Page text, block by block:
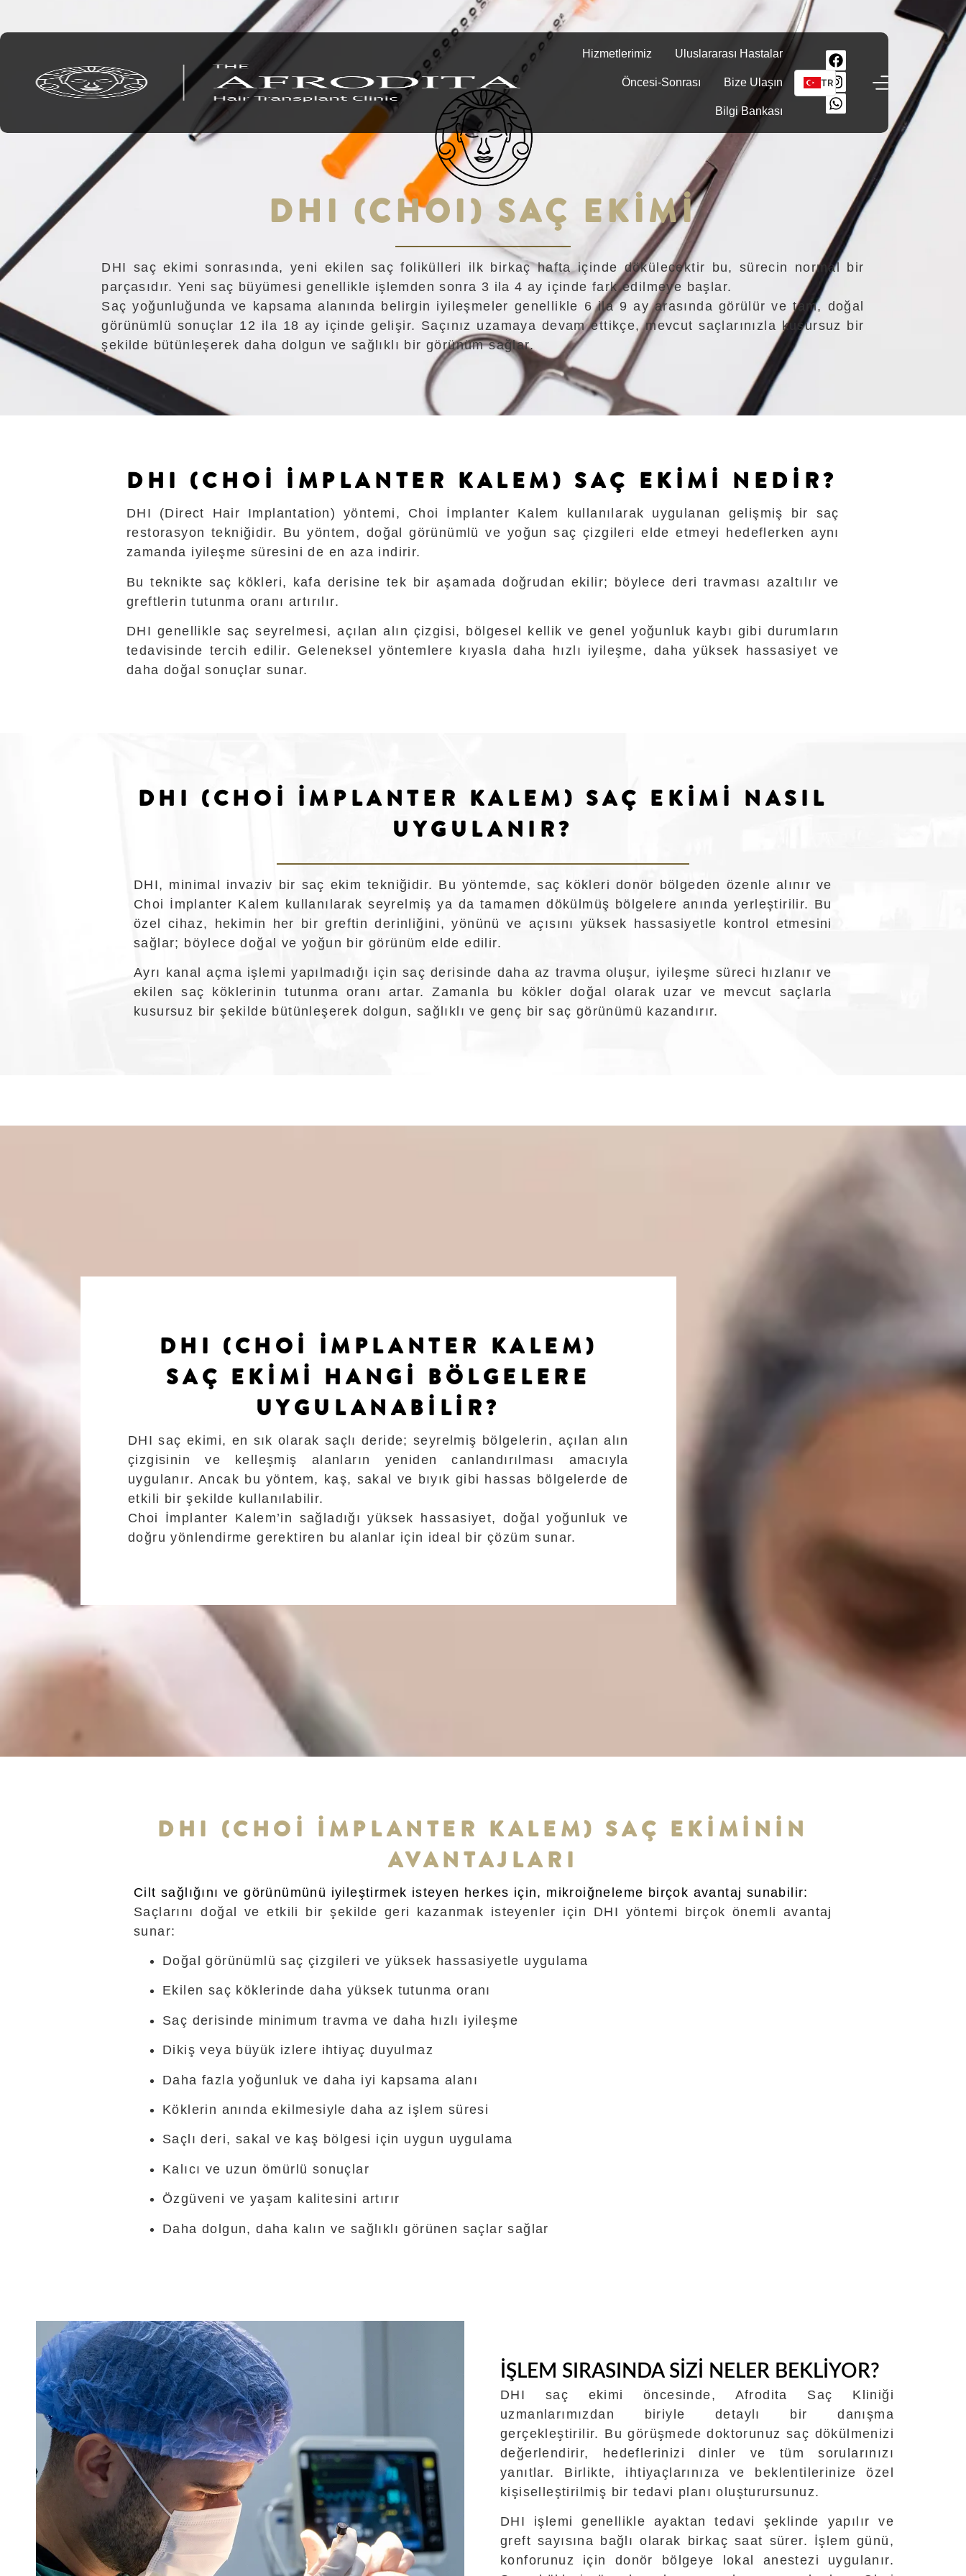
Hizmetlerimiz Uluslararası Hastalar
Öncesi-Sonrası Bize Ulaşın
Bilgi Bankası
TR
DHI (CHOI) SAÇ EKIMI
DHI saç ekimi sonrasında, yeni ekilen saç folikülleri ilk birkaç hafta içinde dökülecektir bu, sürecin normal bir
parçasıdır. Yeni saç büyümesi genellikle işlemden sonra 3 ila 4 ay içinde fark edilmeye başlar.
Saç yoğunluğunda ve kapsama alanında belirgin iyileşmeler genellikle 6 ila 9 ay arasında görülür ve tam, doğal
görünümlü sonuçlar 12 ila 18 ay içinde gelişir. Saçınız uzamaya devam ettikçe, mevcut saçlarınızla kusursuz bir
şekilde bütünleşerek daha dolgun ve sağlıklı bir görünüm sağlar.
DHI (CHOİ İMPLANTER KALEM) SAÇ EKİMİ NEDİR?
DHI (Direct Hair Implantation) yöntemi, Choi İmplanter Kalem kullanılarak uygulanan gelişmiş bir saç
restorasyon tekniğidir. Bu yöntem, doğal görünümlü ve yoğun saç çizgileri elde etmeyi hedeflerken aynı
zamanda iyileşme süresini de en aza indirir.
Bu teknikte saç kökleri, kafa derisine tek bir aşamada doğrudan ekilir; böylece deri travması azaltılır ve
greftlerin tutunma oranı artırılır.
DHI genellikle saç seyrelmesi, açılan alın çizgisi, bölgesel kellik ve genel yoğunluk kaybı gibi durumların
tedavisinde tercih edilir. Geleneksel yöntemlere kıyasla daha hızlı iyileşme, daha yüksek hassasiyet ve
daha doğal sonuçlar sunar.
DHI (CHOİ İMPLANTER KALEM) SAÇ EKİMİ NASIL
UYGULANIR?
DHI, minimal invaziv bir saç ekim tekniğidir. Bu yöntemde, saç kökleri donör bölgeden özenle alınır ve
Choi İmplanter Kalem kullanılarak seyrelmiş ya da tamamen dökülmüş bölgelere anında yerleştirilir. Bu
özel cihaz, hekimin her bir greftin derinliğini, yönünü ve açısını yüksek hassasiyetle kontrol etmesini
sağlar; böylece doğal ve yoğun bir görünüm elde edilir.
Ayrı kanal açma işlemi yapılmadığı için saç derisinde daha az travma oluşur, iyileşme süreci hızlanır ve
ekilen saç köklerinin tutunma oranı artar. Zamanla bu kökler doğal olarak uzar ve mevcut saçlarla
kusursuz bir şekilde bütünleşerek dolgun, sağlıklı ve genç bir saç görünümü kazandırır.
DHI (CHOİ İMPLANTER KALEM)
SAÇ EKİMİ HANGİ BÖLGELERE
UYGULANABİLİR?
DHI saç ekimi, en sık olarak saçlı deride; seyrelmiş bölgelerin, açılan alın
çizgisinin ve kelleşmiş alanların yeniden canlandırılması amacıyla
uygulanır. Ancak bu yöntem, kaş, sakal ve bıyık gibi hassas bölgelerde de
etkili bir şekilde kullanılabilir.
Choi İmplanter Kalem’in sağladığı yüksek hassasiyet, doğal yoğunluk ve
doğru yönlendirme gerektiren bu alanlar için ideal bir çözüm sunar.
DHI (CHOİ İMPLANTER KALEM) SAÇ EKİMİNİN
AVANTAJLARI
Cilt sağlığını ve görünümünü iyileştirmek isteyen herkes için, mikroiğneleme birçok avantaj sunabilir:
Saçlarını doğal ve etkili bir şekilde geri kazanmak isteyenler için DHI yöntemi birçok önemli avantaj
sunar:
Doğal görünümlü saç çizgileri ve yüksek hassasiyetle uygulama
Ekilen saç köklerinde daha yüksek tutunma oranı
Saç derisinde minimum travma ve daha hızlı iyileşme
Dikiş veya büyük izlere ihtiyaç duyulmaz
Daha fazla yoğunluk ve daha iyi kapsama alanı
Köklerin anında ekilmesiyle daha az işlem süresi
Saçlı deri, sakal ve kaş bölgesi için uygun uygulama
Kalıcı ve uzun ömürlü sonuçlar
Özgüveni ve yaşam kalitesini artırır
Daha dolgun, daha kalın ve sağlıklı görünen saçlar sağlar
İŞLEM SIRASINDA SİZİ NELER BEKLİYOR?
DHI saç ekimi öncesinde, Afrodita Saç Kliniği
uzmanlarımızdan biriyle detaylı bir danışma
gerçekleştirilir. Bu görüşmede doktorunuz saç dökülmenizi
değerlendirir, hedeflerinizi dinler ve tüm sorularınızı
yanıtlar. Birlikte, ihtiyaçlarınıza ve beklentilerinize özel
kişiselleştirilmiş bir tedavi planı oluşturursunuz.
DHI işlemi genellikle ayaktan tedavi şeklinde yapılır ve
greft sayısına bağlı olarak birkaç saat sürer. İşlem günü,
konforunuz için donör bölgeye lokal anestezi uygulanır.